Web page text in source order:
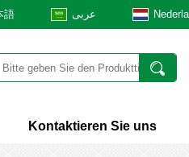
語 عربى
Kontaktieren Sie uns